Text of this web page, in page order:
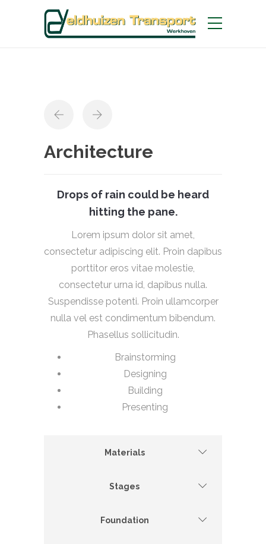
Architecture
Drops of rain could be heard
hitting the pane.
Lorem ipsum dolor sit amet,
consectetur adipiscing elit. Proin dapibus
porttitor eros vitae molestie,
consectetur urna id, dapibus nulla.
Suspendisse potenti. Proin ullamcorper
nulla vel est condimentum bibendum.
Phasellus sollicitudin.
Brainstorming
Designing
Building
Presenting
Materials
Stages
Foundation